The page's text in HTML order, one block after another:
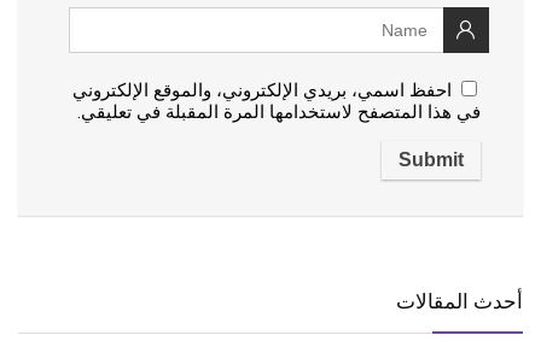
احفظ اسمي، بريدي الإلكتروني، والموقع الإلكتروني
في هذا المتصفح لاستخدامها المرة المقبلة في تعليقي.
أحدث المقالات